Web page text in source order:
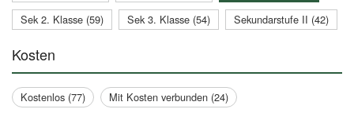
Sek 2. Klasse (59)
Sek 3. Klasse (54) Sekundarstufe II (42)
Kosten
Kostenlos (77) Mit Kosten verbunden (24)